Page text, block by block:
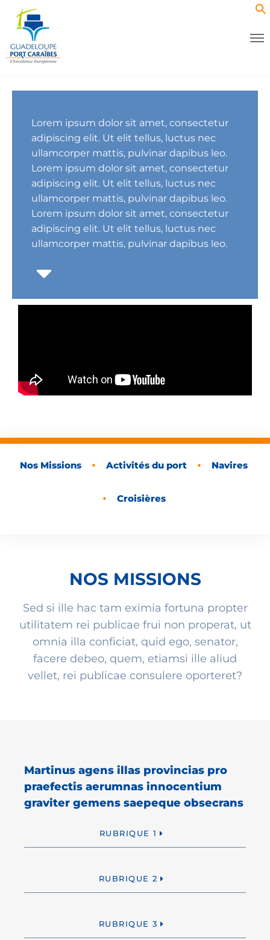
Lorem ipsum dolor sit amet, consectetur
adipiscing elit. Ut elit tellus, luctus nec
ullamcorper mattis, pulvinar dapibus leo.
Lorem ipsum dolor sit amet, consectetur
adipiscing elit. Ut elit tellus, luctus nec
ullamcorper mattis, pulvinar dapibus leo.
Lorem ipsum dolor sit amet, consectetur
adipiscing elit. Ut elit tellus, luctus nec
ullamcorper mattis, pulvinar dapibus leo.
Nos Missions • Activités du port • Navires
• Croisières
NOS MISSIONS
Sed si ille hac tam eximia fortuna propter
utilitatem rei publicae frui non properat, ut
omnia illa conficiat, quid ego, senator,
facere debeo, quem, etiamsi ille aliud
vellet, rei publicae consulere oporteret?
Martinus agens illas provincias pro
praefectis aerumnas innocentium
graviter gemens saepeque obsecrans
RUBRIQUE 1
RUBRIQUE 2
RUBRIQUE 3